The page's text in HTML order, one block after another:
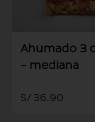
Ahumado 3
- mediana
S/ 36.90